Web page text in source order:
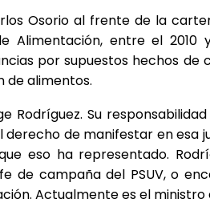
Osorio al frente de la
Alimentación, entre el 2010
por supuestos hechos de
de alimentos.
Rodríguez. Su
de manifestar en esa
eso ha representado.
de campaña del PSUV, o
Actualmente es el ministro